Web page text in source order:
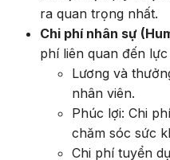
ra quan trọng nhất.
Chi phí nhân sự
phí liên quan đến
Lương và
nhân viên.
Phúc lợi: Chi
chăm sóc sức
Chi phí tuyển